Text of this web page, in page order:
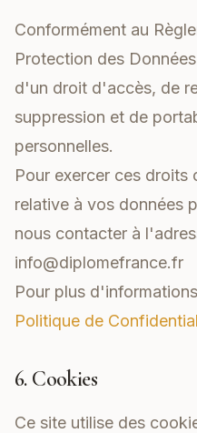
Conformément au
Protection des
d'un droit d'accès, de
suppression et de
personnelles.
Pour exercer ces droits
relative à vos données
nous contacter à
info@diplomefrance.fr
Pour plus
Politique de
6. Cookies
Ce site utilise des